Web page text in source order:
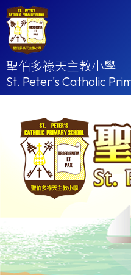
聖伯多祿天主教小學
St. Peter's Catholic